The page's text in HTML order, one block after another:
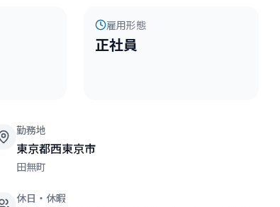
雇用形態
正社員
勤務地
東京都西東京市
田無町
休日・休暇